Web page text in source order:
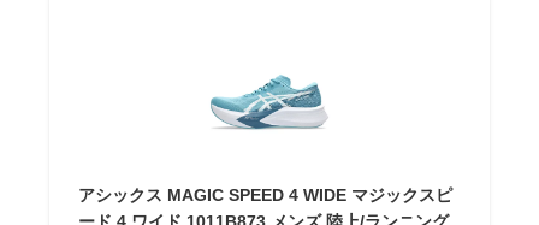
アシックス MAGIC SPEED 4 WIDE マジックスピ
ード 4 ワイド 1011B873 メンズ 陸上/ランニング